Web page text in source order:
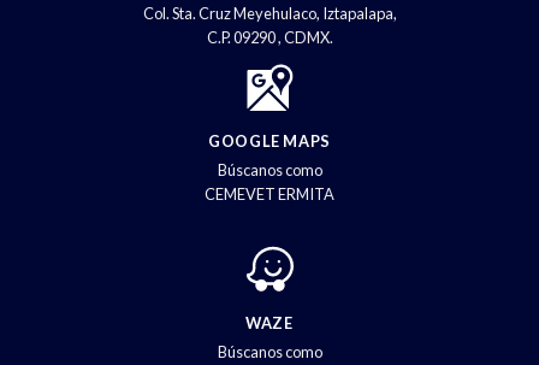
Col. Sta. Cruz Meyehulaco, Iztapalapa,
C.P. 09290 , CDMX.
GOOGLE MAPS
Búscanos como
CEMEVET ERMITA
WAZE
Búscanos como